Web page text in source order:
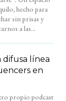
a las...
difusa línea
en